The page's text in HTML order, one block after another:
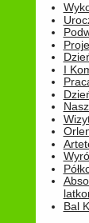
I
Bal